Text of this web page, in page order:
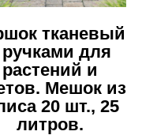
тканевый
для
растений и
Мешок из
20 шт., 25
литров.